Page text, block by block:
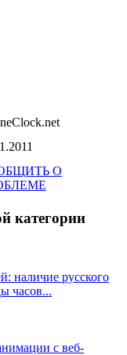
О
категории
наличие русского
часов...
с веб-